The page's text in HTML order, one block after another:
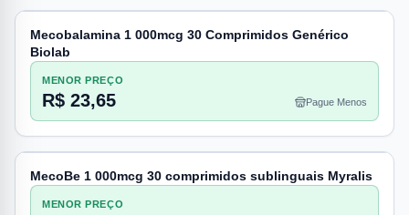
Mecobalamina 1 000mcg 30 Comprimidos Genérico
Biolab
MENOR PREÇO
R$ 23,65 Pague Menos
MecoBe 1 000mcg 30 comprimidos sublinguais Myralis
MENOR PREÇO